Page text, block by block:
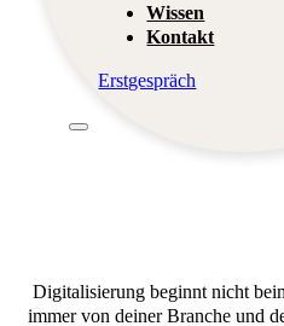
Wissen
Kontakt
Erstgespräch
Digitalisierung beginnt nicht
immer von deiner Branche und